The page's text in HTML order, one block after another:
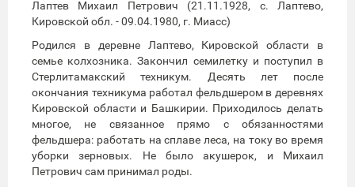
Лаптев Михаил Петрович (21.11.1928, с. Лаптево,
Кировской обл. - 09.04.1980, г. Миасс)
Родился в деревне Лаптево, Кировской области в
семье колхозника. Закончил семилетку и поступил в
Стерлитамакский техникум. Десять лет после
окончания техникума работал фельдшером в деревнях
Кировской области и Башкирии. Приходилось делать
многое, не связанное прямо с обязанностями
фельдшера: работать на сплаве леса, на току во время
уборки зерновых. Не было акушерок, и Михаил
Петрович сам принимал роды.